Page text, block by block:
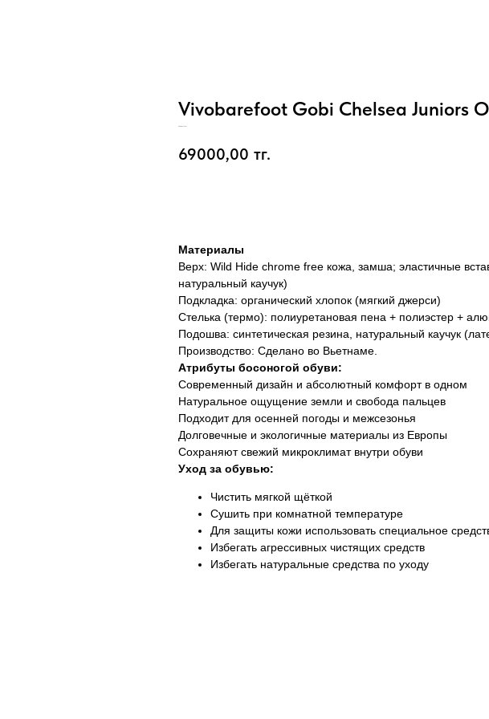
Vivobarefoot Gobi Chelsea Juniors
69000,00 тг.
Материалы
Верх: Wild Hide chrome free кожа, замша; эластичные
натуральный каучук)
Подкладка: органический хлопок (мягкий джерси)
Стелька (термо): полиуретановая пена + полиэстер +
Подошва: синтетическая резина, натуральный каучук
Производство: Сделано во Вьетнаме.
Атрибуты босоногой обуви:
Современный дизайн и абсолютный комфорт в одном
Натуральное ощущение земли и свобода пальцев
Подходит для осенней погоды и межсезонья
Долговечные и экологичные материалы из Европы
Сохраняют свежий микроклимат внутри обуви
Уход за обувью:
Чистить мягкой щёткой
Сушить при комнатной температуре
Для защиты кожи использовать специальное
Избегать агрессивных чистящих средств
Избегать натуральные средства по уходу